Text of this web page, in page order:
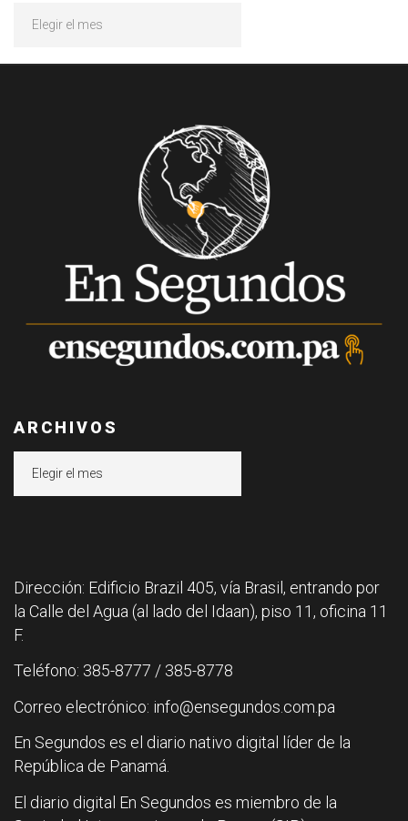
ARCHIVOS
Dirección: Edificio Brazil 405, vía Brasil, entrando por
la Calle del Agua (al lado del Idaan), piso 11, oficina 11
F.
Teléfono: 385-8777 / 385-8778
Correo electrónico: info@ensegundos.com.pa
En Segundos es el diario nativo digital líder de la
República de Panamá.
El diario digital En Segundos es miembro de la